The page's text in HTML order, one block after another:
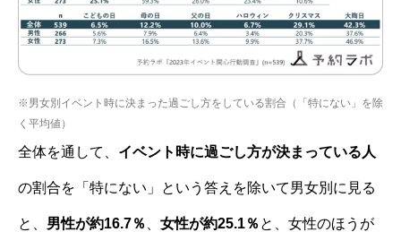
※男女別イベント時に決まった過ごし方をしている割合（「特にない」を除
く平均値）
全体を通して、 イベント時に過ごし方が決まっている人
の割合を「特にない」という答えを除いて男女別に見る
と、 男性が約16.7％ 女性が約25.1％ と、女性のほうが